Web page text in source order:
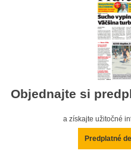
Objednajte si
a získajte užitočné
Predplatné